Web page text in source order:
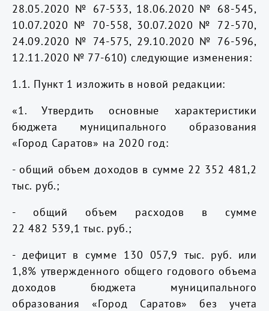
28.05.2020 № 67-533, 18.06.2020 № 68-545,
10.07.2020 № 70-558, 30.07.2020 № 72-570,
24.09.2020 № 74-575, 29.10.2020 № 76-596,
12.11.2020 № 77-610) следующие изменения:
1.1. Пункт 1 изложить в новой редакции:
«1. Утвердить основные характеристики
бюджета муниципального образования
«Город Саратов» на 2020 год:
- общий объем доходов в сумме 22 352 481,2
тыс. руб.;
- общий объем расходов в сумме
22 482 539,1 тыс. руб.;
- дефицит в сумме 130 057,9 тыс. руб. или
1,8% утвержденного общего годового объема
доходов бюджета муниципального
образования «Город Саратов» без учета